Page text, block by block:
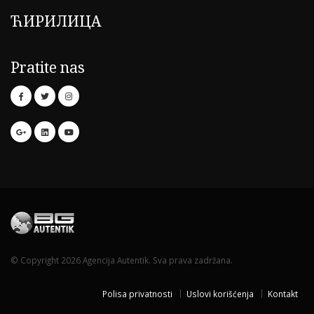
ЋИРИЛИЦА
Pratite nas
© Copyright 2026 Agencija Autentik. Sva prava zadržana.
Polisa privatnosti Uslovi korišćenja Kontakt